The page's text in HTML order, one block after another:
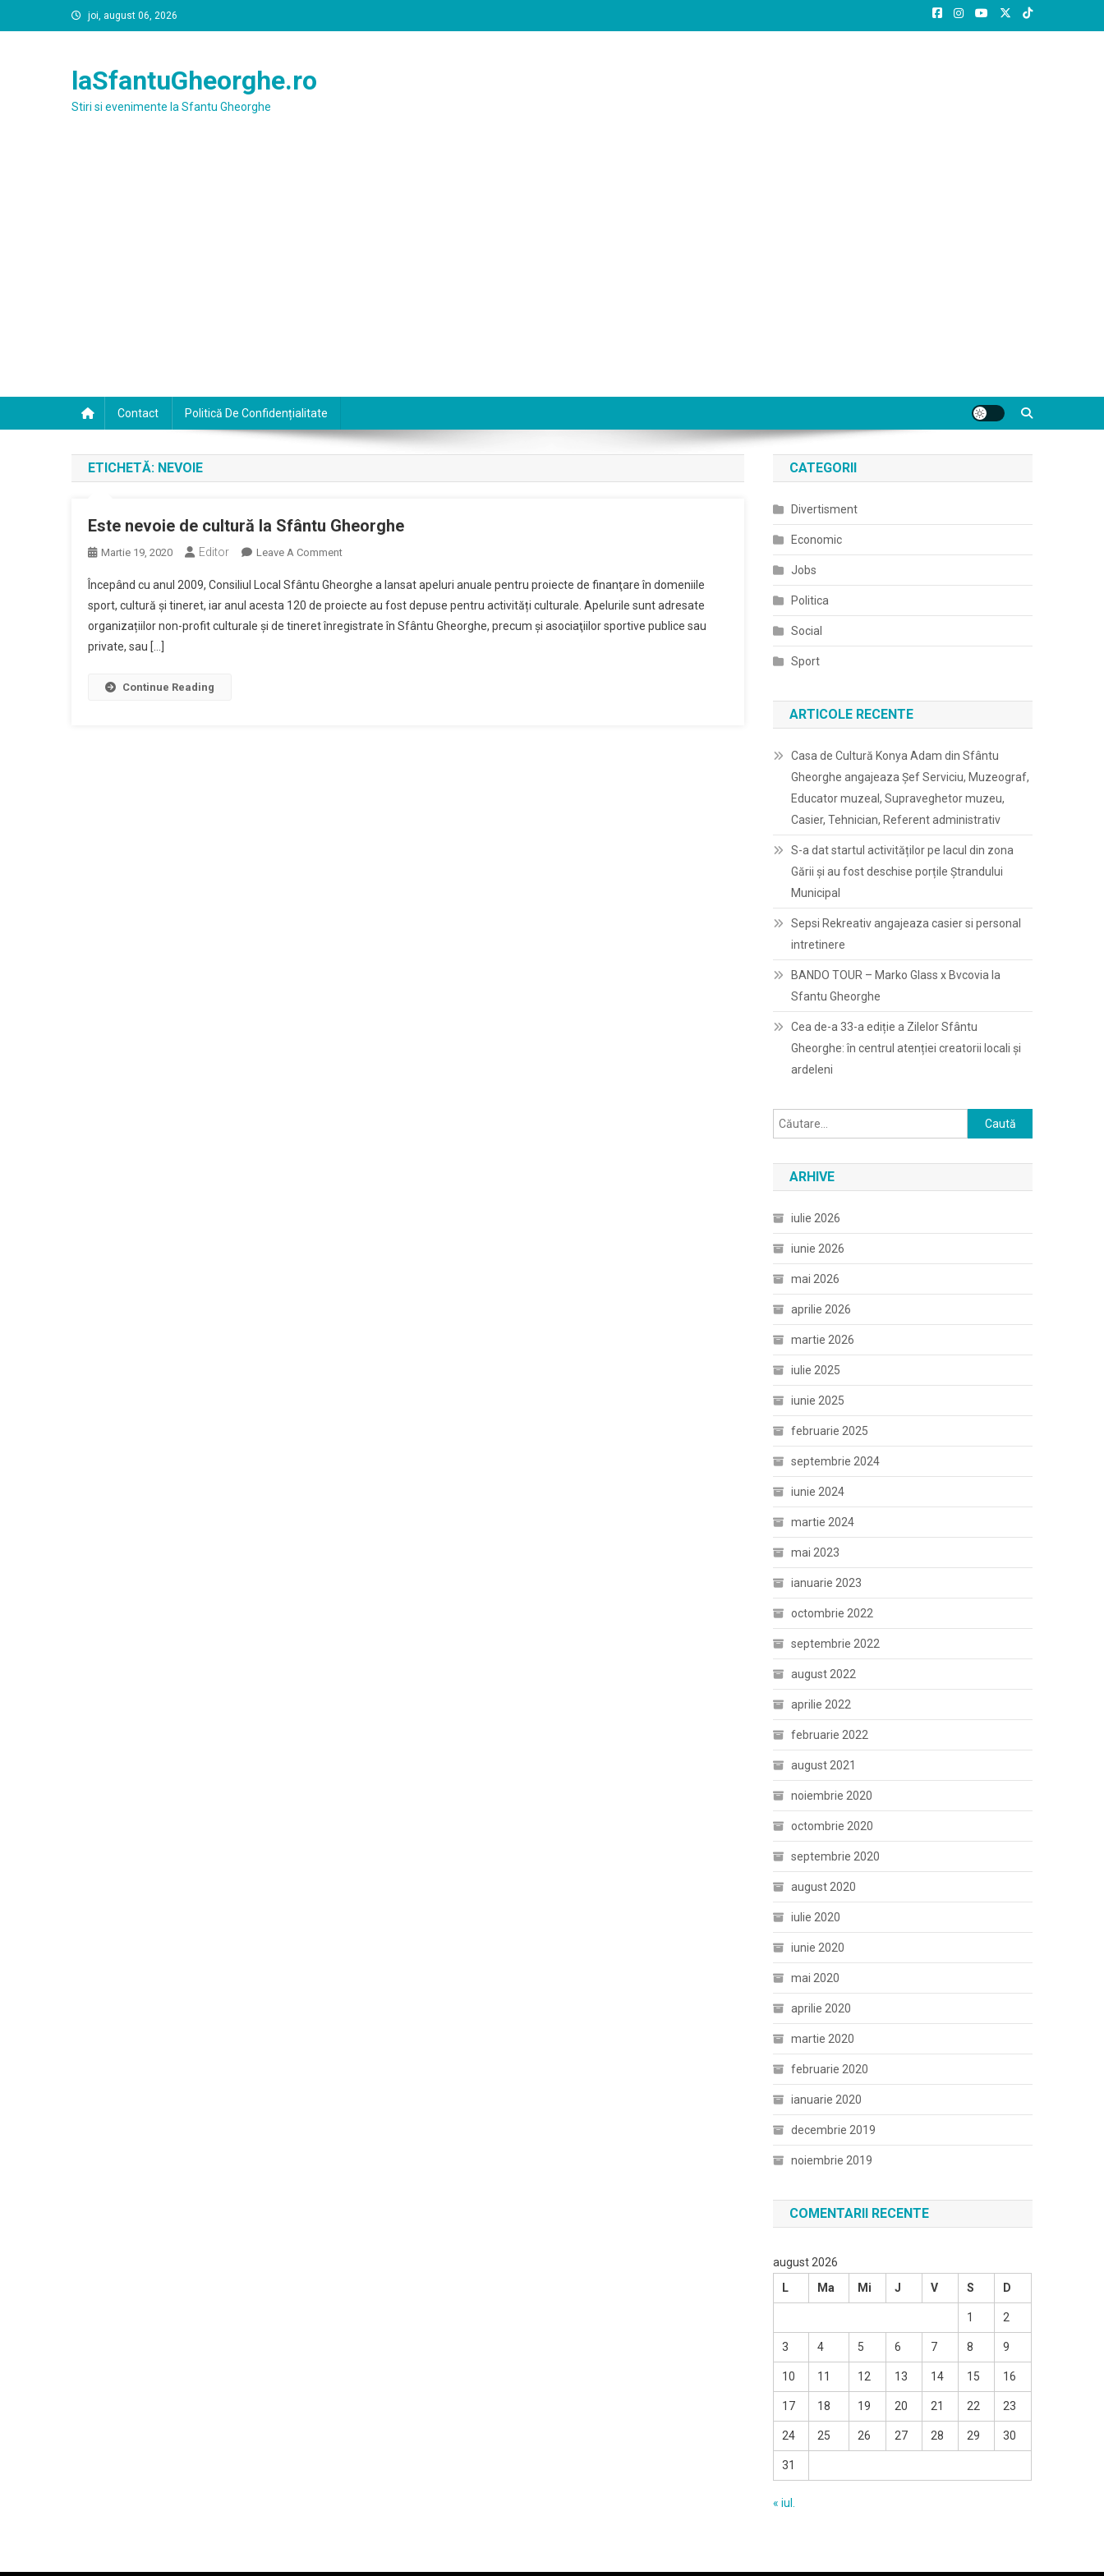
to
joi, august 06, 2026
laSfantuGheorghe.ro
Stiri si evenimente la Sfantu Gheorghe
Contact Politică De Confidențialitate
ETICHETĂ: NEVOIE
Este nevoie de cultură la Sfântu Gheorghe
Martie 19, 2020 Editor Leave A CommentOn
Nevoie
De
Cultură
Începând cu anul 2009, Consiliul Local Sfântu Gheorghe a lansat apeluri anuale pentru proiecte de finanţare în domeniile
sport, cultură și tineret, iar anul acesta 120 de proiecte au fost depuse pentru activități culturale. Apelurile sunt adresate
organizațiilor non-profit culturale și de tineret înregistrate în Sfântu Gheorghe, precum și asociaţiilor sportive publice sau
private, sau […]
Continue Reading
CATEGORII
Divertisment
Economic
Jobs
Politica
Social
Sport
ARTICOLE RECENTE
Casa de Cultură Konya Adam din Sfântu
Gheorghe angajeaza Șef Serviciu, Muzeograf,
Educator muzeal, Supraveghetor muzeu,
Casier, Tehnician, Referent administrativ
S-a dat startul activităților pe lacul din zona
Gării și au fost deschise porțile Ștrandului
Municipal
Sepsi Rekreativ angajeaza casier si personal
intretinere
BANDO TOUR – Marko Glass x Bvcovia la
Sfantu Gheorghe
Cea de-a 33-a ediție a Zilelor Sfântu
Gheorghe: în centrul atenției creatorii locali și
ardeleni
Caută
după:
ARHIVE
iulie 2026
iunie 2026
mai 2026
aprilie 2026
martie 2026
iulie 2025
iunie 2025
februarie 2025
septembrie 2024
iunie 2024
martie 2024
mai 2023
ianuarie 2023
octombrie 2022
septembrie 2022
august 2022
aprilie 2022
februarie 2022
august 2021
noiembrie 2020
octombrie 2020
septembrie 2020
august 2020
iulie 2020
iunie 2020
mai 2020
aprilie 2020
martie 2020
februarie 2020
ianuarie 2020
decembrie 2019
noiembrie 2019
COMENTARII RECENTE
august 2026
L
Ma Mi J V S D
1 2
3 4 5 6 7 8 9
10 11 12 13 14 15 16
17 18 19 20 21 22 23
24 25 26 27 28 29 30
31
« iul.